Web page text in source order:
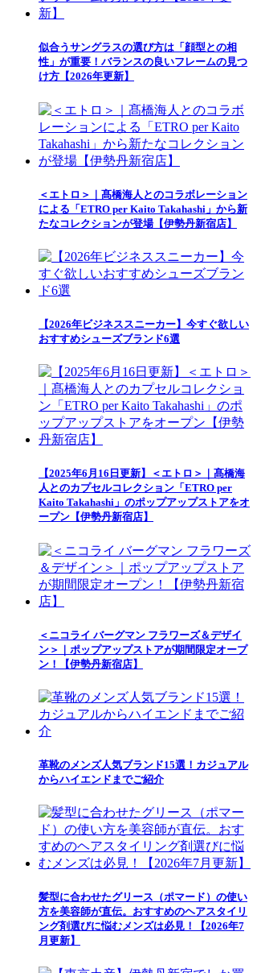
似合うサングラスの選び方は「顔型との相
性」が重要！バランスの良いフレームの見つ
け方【2026年更新】
＜エトロ＞｜髙橋海人とのコラボレーション
による「ETRO per Kaito Takahashi」から新
たなコレクションが登場【伊勢丹新宿店】
【2026年ビジネススニーカー】今すぐ欲しい
おすすめシューズブランド6選
【2025年6月16日更新】＜エトロ＞｜髙橋海
人とのカプセルコレクション「ETRO per
Kaito Takahashi」のポップアップストアをオ
ープン【伊勢丹新宿店】
＜ニコライ バーグマン フラワーズ＆デザイ
ン＞｜ポップアップストアが期間限定オープ
ン！【伊勢丹新宿店】
革靴のメンズ人気ブランド15選！カジュアル
からハイエンドまでご紹介
髪型に合わせたグリース（ポマード）の使い
方を美容師が直伝。おすすめのヘアスタイリ
ング剤選びに悩むメンズは必見！【2026年7
月更新】